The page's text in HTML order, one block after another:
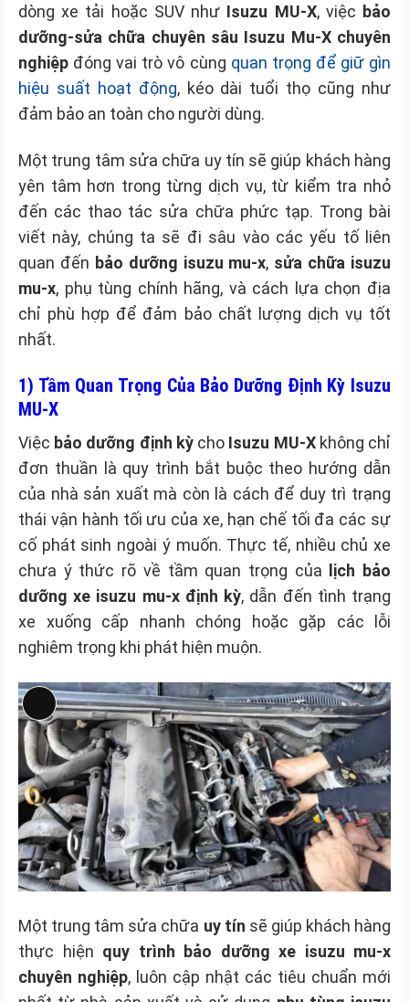
dòng xe tải hoặc SUV như Isuzu MU-X, việc bảo
dưỡng-sửa chữa chuyên sâu Isuzu Mu-X chuyên
nghiệp đóng vai trò vô cùng quan trọng để giữ gìn
hiệu suất hoạt động, kéo dài tuổi thọ cũng như
đảm bảo an toàn cho người dùng.
Một trung tâm sửa chữa uy tín sẽ giúp khách hàng
yên tâm hơn trong từng dịch vụ, từ kiểm tra nhỏ
đến các thao tác sửa chữa phức tạp. Trong bài
viết này, chúng ta sẽ đi sâu vào các yếu tố liên
quan đến bảo dưỡng isuzu mu-x, sửa chữa isuzu
mu-x, phụ tùng chính hãng, và cách lựa chọn địa
chỉ phù hợp để đảm bảo chất lượng dịch vụ tốt
nhất.
1) Tầm Quan Trọng Của Bảo Dưỡng Định Kỳ Isuzu
MU-X
Việc bảo dưỡng định kỳcho Isuzu MU-Xkhông chỉ
đơn thuần là quy trình bắt buộc theo hướng dẫn
của nhà sản xuất mà còn là cách để duy trì trạng
thái vận hành tối ưu của xe, hạn chế tối đa các sự
cố phát sinh ngoài ý muốn. Thực tế, nhiều chủ xe
chưa ý thức rõ về tầm quan trọng của
lịch bảo
dưỡng xe isuzu mu-x định kỳ, dẫn đến tình trạng
xe xuống cấp nhanh chóng hoặc gặp các lỗi
nghiêm trọng khi phát hiện muộn.
Long
Mô
tả
sản
phẩm
Một trung tâm sửa chữa uy tín sẽ giúp khách hàng
thực hiện quy trình bảo dưỡng xe isuzu mu-x
chuyên nghiệp, luôn cập nhật các tiêu chuẩn mới